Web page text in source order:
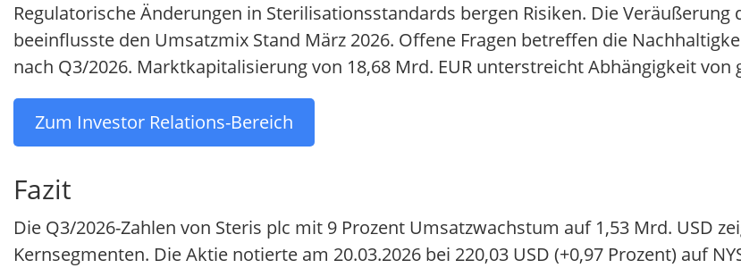
Regulatorische Änderungen in Sterilisationsstandards bergen Risiken. Die Veräußerung
beeinflusste den Umsatzmix Stand März 2026. Offene Fragen betreffen die
nach Q3/2026. Marktkapitalisierung von 18,68 Mrd. EUR unterstreicht Abhängigkeit von
Zum Investor Relations-Bereich
Fazit
Die Q3/2026-Zahlen von Steris plc mit 9 Prozent Umsatzwachstum auf 1,53 Mrd. USD
Kernsegmenten. Die Aktie notierte am 20.03.2026 bei 220,03 USD (+0,97 Prozent) auf